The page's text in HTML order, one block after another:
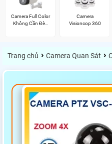
Camera Full Color
Không Cần Đèn
Camera
Visioncop 360
Trang chủ › Camera Quan Sát ›